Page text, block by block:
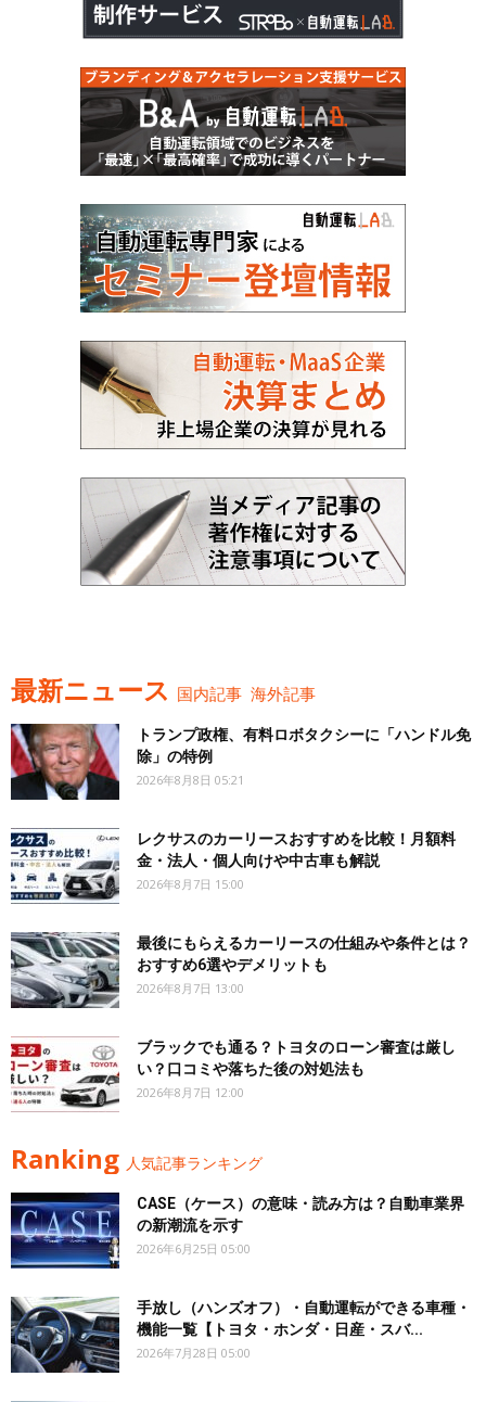
最新ニュース 国内記事 海外記事
トランプ政権、有料ロボタクシーに「ハンドル免
除」の特例
2026年8月8日 05:21
レクサスのカーリースおすすめを比較！月額料
金・法人・個人向けや中古車も解説
2026年8月7日 15:00
最後にもらえるカーリースの仕組みや条件とは？
おすすめ6選やデメリットも
2026年8月7日 13:00
ブラックでも通る？トヨタのローン審査は厳し
い？口コミや落ちた後の対処法も
2026年8月7日 12:00
Ranking 人気記事ランキング
CASE（ケース）の意味・読み方は？自動車業界
の新潮流を示す
2026年6月25日 05:00
手放し（ハンズオフ）・自動運転ができる車種・
機能一覧【トヨタ・ホンダ・日産・スバ...
2026年7月28日 05:00